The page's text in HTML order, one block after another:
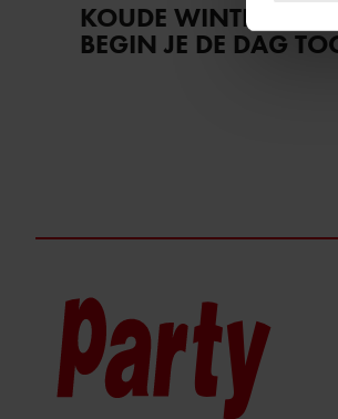
We
KOUDE
BEGIN JE DE DAG